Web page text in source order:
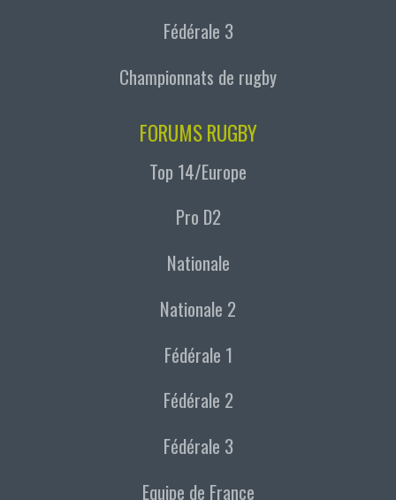
Fédérale 3
Championnats de rugby
FORUMS RUGBY
Top 14/Europe
Pro D2
Nationale
Nationale 2
Fédérale 1
Fédérale 2
Fédérale 3
Equipe de France